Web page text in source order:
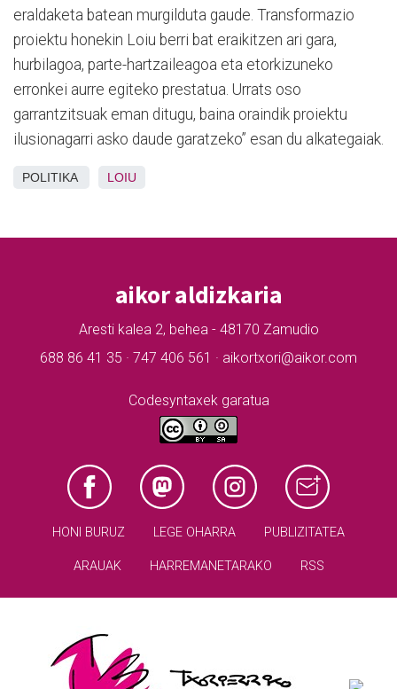
eraldaketa batean murgilduta gaude. Transformazio
proiektu honekin Loiu berri bat eraikitzen ari gara,
hurbilagoa, parte-hartzaileagoa eta etorkizuneko
erronkei aurre egiteko prestatua. Urrats oso
garrantzitsuak eman ditugu, baina oraindik proiektu
ilusionagarri asko daude garatzeko” esan du alkategaiak.
POLITIKA LOIU
aikor aldizkaria
Aresti kalea 2, behea - 48170 Zamudio
688 86 41 35 · 747 406 561 · aikortxori@aikor.com
Codesyntaxek garatua
HONI BURUZ LEGE OHARRA PUBLIZITATEA
ARAUAK HARREMANETARAKO RSS